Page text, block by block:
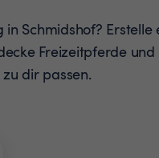
Schmidshof? Erstelle
Freizeitpferde und
dir passen.